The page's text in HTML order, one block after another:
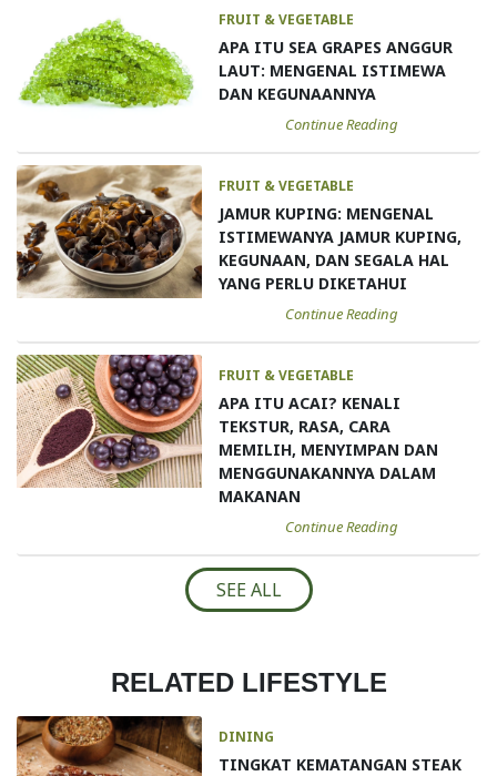
FRUIT & VEGETABLE
APA ITU SEA GRAPES ANGGUR
LAUT: MENGENAL ISTIMEWA
DAN KEGUNAANNYA
Continue Reading
FRUIT & VEGETABLE
JAMUR KUPING: MENGENAL
ISTIMEWANYA JAMUR KUPING,
KEGUNAAN, DAN SEGALA HAL
YANG PERLU DIKETAHUI
Continue Reading
FRUIT & VEGETABLE
APA ITU ACAI? KENALI
TEKSTUR, RASA, CARA
MEMILIH, MENYIMPAN DAN
MENGGUNAKANNYA DALAM
MAKANAN
Continue Reading
SEE ALL
RELATED LIFESTYLE
DINING
TINGKAT KEMATANGAN STEAK